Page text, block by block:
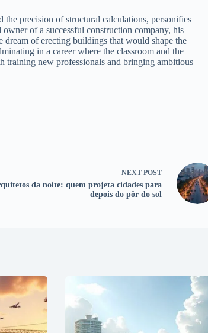
the precision of structural calculations, personifies
of a successful construction company, his
dream of erecting buildings that would shape the
in a career where the classroom and the
training new professionals and bringing ambitious
NEXT POST
da noite: quem projeta cidades para
depois do pôr do sol